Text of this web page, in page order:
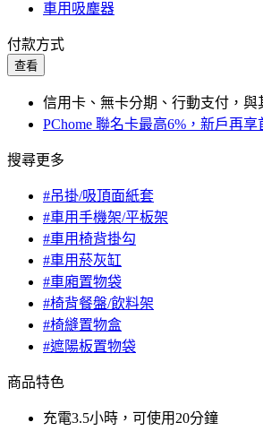
車用吸塵器
付款方式
查看
信用卡、無卡分期、行動支付，與
PChome 聯名卡最高6%，新戶再享
搜尋更多
#吊掛/吸頂面紙套
#車用手機架/平板架
#車用椅背掛勾
#車用菸灰缸
#車廂置物袋
#椅背餐盤/飲料架
#椅縫置物盒
#遮陽板置物袋
商品特色
充電3.5小時，可使用20分鐘